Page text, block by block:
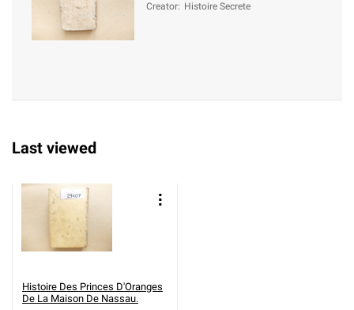
Creator: Histoire Secrete
Last viewed
Histoire Des Princes D'Oranges
De La Maison De Nassau.